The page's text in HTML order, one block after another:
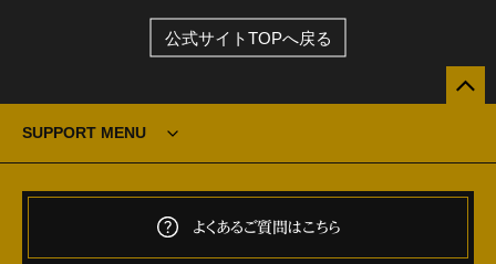
公式サイトTOPへ戻る
SUPPORT MENU
よくあるご質問はこちら